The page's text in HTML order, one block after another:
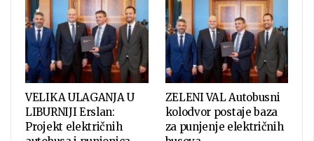
VELIKA ULAGANJA U
LIBURNIJI Erslan:
Projekt električnih
ZELENI VAL Autobusni
kolodvor postaje baza
za punjenje električnih